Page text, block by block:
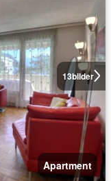
13bilder
Apartment